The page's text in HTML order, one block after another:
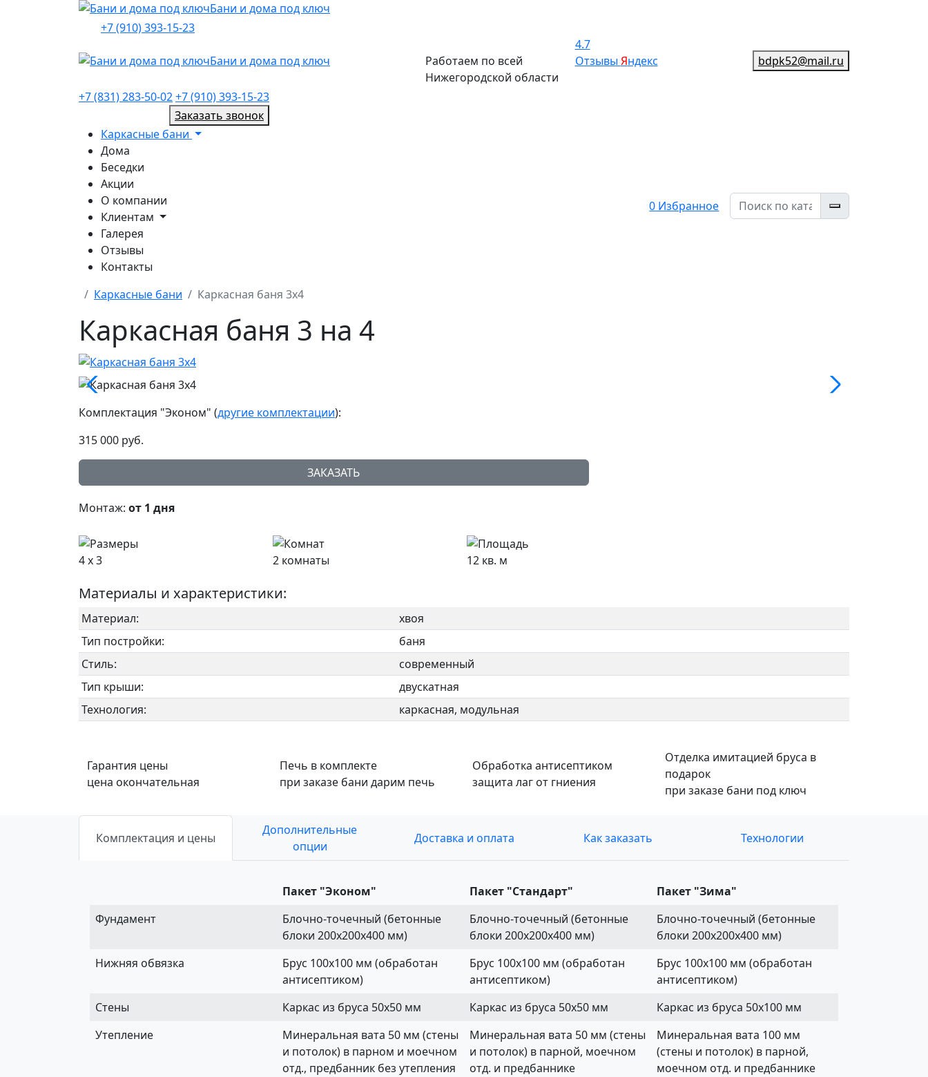
Бани и дома под ключ
+7 (910) 393-15-23
Бани и дома под ключ
Работаем по всей
Нижегородской области
4.7
Отзывы Яндекс bdpk52@mail.ru
+7 (831) 283-50-02+7 (910) 393-15-23
Заказать звонок
Каркасные бани
Дома
Беседки
Акции
О компании
Клиентам
Галерея
Отзывы
Контакты
0 Избранное
Каркасные бани Каркасная баня 3х4
Каркасная баня 3 на 4
Комплектация "Эконом" (другие комплектации):
315 000 руб.
ЗАКАЗАТЬ
Монтаж: от 1 дня
4 x 3 2 комнаты 12 кв. м
Материалы и характеристики:
Материал:
хвоя
Тип постройки:
баня
Стиль:
современный
Тип крыши:
двускатная
Технология:
каркасная, модульная
Гарантия цены
цена окончательная
Печь в комплекте
при заказе бани дарим печь
Обработка антисептиком
защита лаг от гниения
Отделка имитацией бруса в
подарок
при заказе бани под ключ
Комплектация и цены
Дополнительные
опции
Доставка и оплата Как заказать Технологии
Пакет "Эконом" Пакет "Стандарт"
Пакет "Зима"
Фундамент
Блочно-точечный (бетонные
блоки 200х200х400 мм)
Блочно-точечный (бетонные
блоки 200х200х400 мм)
Блочно-точечный (бетонные
блоки 200х200х400 мм)
Нижняя обвязка
Брус 100х100 мм (обработан
антисептиком)
Брус 100х100 мм (обработан
антисептиком)
Брус 100х100 мм (обработан
антисептиком)
Стены
Каркас из бруса 50х50 мм Каркас из бруса 50х50 мм
Каркас из бруса 50х100 мм
Утепление
Минеральная вата 50 мм (стены
и потолок) в парном и моечном
отд., предбанник без утепления
Минеральная вата 50 мм (стены
и потолок) в парной, моечном
отд. и предбаннике
Минеральная вата 100 мм
(стены и потолок) в парной,
моечном отд. и предбаннике